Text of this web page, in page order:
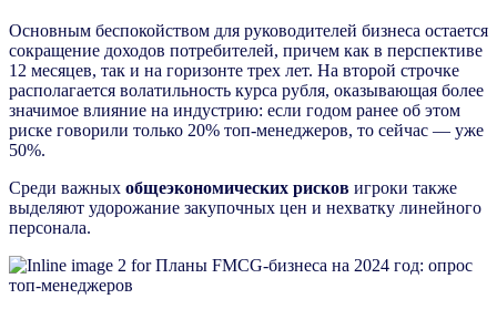
Основным беспокойством для руководителей бизнеса остается
сокращение доходов потребителей, причем как в перспективе
12 месяцев, так и на горизонте трех лет. На второй строчке
располагается волатильность курса рубля, оказывающая более
значимое влияние на индустрию: если годом ранее об этом
риске говорили только 20% топ-менеджеров, то сейчас — уже
50%.
Среди важных общеэкономических рисков игроки также
выделяют удорожание закупочных цен и нехватку линейного
персонала.